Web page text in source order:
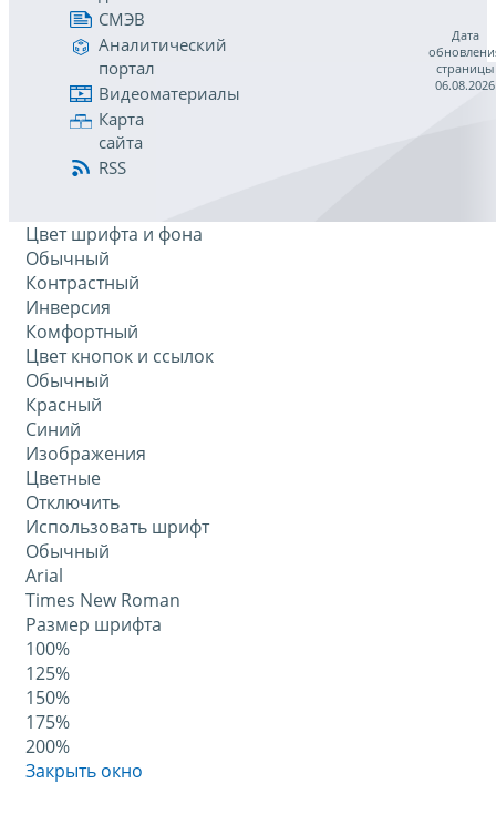
СМЭВ
Аналитический
портал
Видеоматериалы
Карта
сайта
RSS
Дата
страницы
06.08.2026
Цвет шрифта и фона
Обычный
Контрастный
Инверсия
Комфортный
Цвет кнопок и ссылок
Обычный
Красный
Синий
Изображения
Цветные
Отключить
Использовать шрифт
Обычный
Arial
Times New Roman
Размер шрифта
100%
125%
150%
175%
200%
Закрыть окно